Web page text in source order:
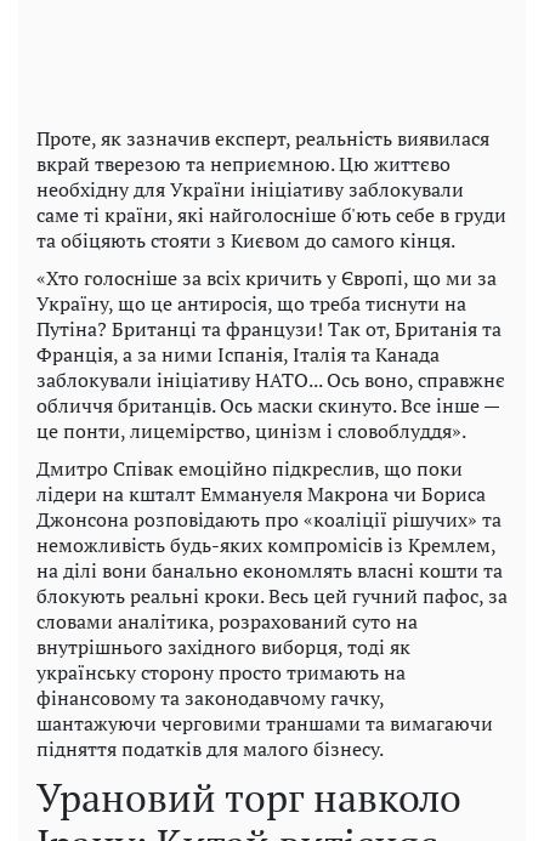
Проте, як зазначив експерт, реальність виявилася
вкрай тверезою та неприємною. Цю життєво
необхідну для України ініціативу заблокували
саме ті країни, які найголосніше б'ють себе в груди
та обіцяють стояти з Києвом до самого кінця.
«Хто голосніше за всіх кричить у Європі, що ми за
Україну, що це антиросія, що треба тиснути на
Путіна? Британці та французи! Так от, Британія та
Франція, а за ними Іспанія, Італія та Канада
заблокували ініціативу НАТО... Ось воно, справжнє
обличчя британців. Ось маски скинуто. Все інше —
це понти, лицемірство, цинізм і словоблуддя».
Дмитро Співак емоційно підкреслив, що поки
лідери на кшталт Еммануеля Макрона чи Бориса
Джонсона розповідають про «коаліції рішучих» та
неможливість будь-яких компромісів із Кремлем,
на ділі вони банально економлять власні кошти та
блокують реальні кроки. Весь цей гучний пафос, за
словами аналітика, розрахований суто на
внутрішнього західного виборця, тоді як
українську сторону просто тримають на
фінансовому та законодавчому гачку,
шантажуючи черговими траншами та вимагаючи
підняття податків для малого бізнесу.
Урановий торг навколо